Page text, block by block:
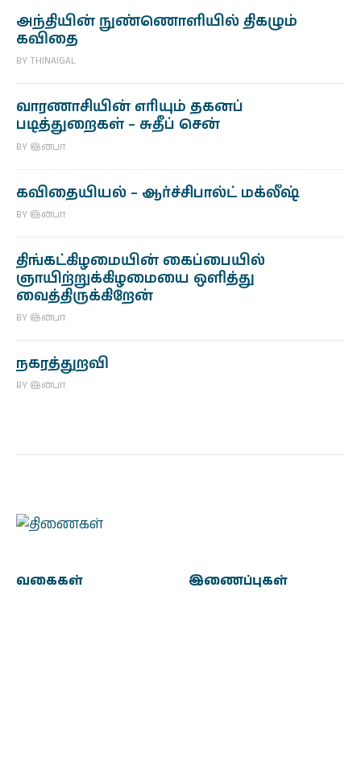
அந்தியின் நுண்ணொளியில் திகழும்
கவிதை
BY THINAIGAL
வாரணாசியின் எரியும் தகனப்
படித்துறைகள் – சுதீப் சென்
BY இன்பா
கவிதையியல் – ஆர்ச்சிபால்ட் மக்லீஷ்
BY இன்பா
திங்கட்கிழமையின் கைப்பையில்
ஞாயிற்றுக்கிழமையை ஒளித்து
வைத்திருக்கிறேன்
BY இன்பா
நகரத்துறவி
BY இன்பா
வகைகள் இணைப்புகள்